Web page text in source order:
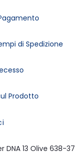
di Spedizione
Prodotto
DNA 13 Olive 638-